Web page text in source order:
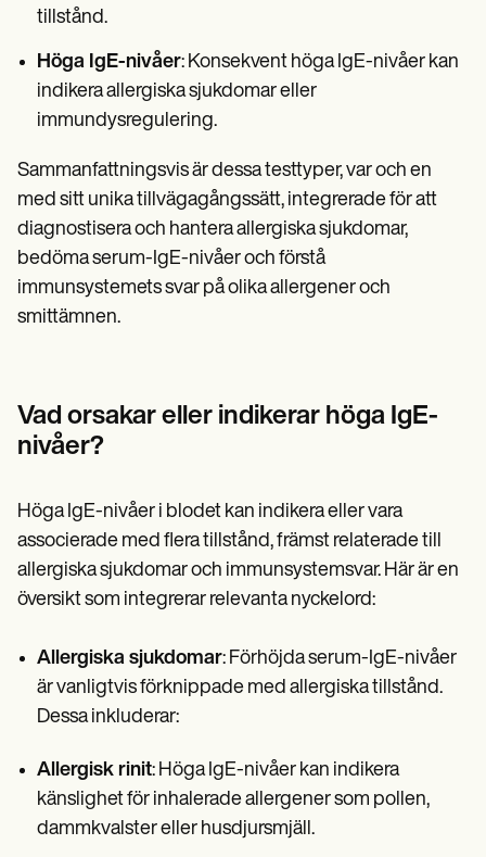
tillstånd.
Höga IgE-nivåer: Konsekvent höga IgE-nivåer kan
indikera allergiska sjukdomar eller
immundysregulering.
Sammanfattningsvis är dessa testtyper, var och en
med sitt unika tillvägagångssätt, integrerade för att
diagnostisera och hantera allergiska sjukdomar,
bedöma serum-IgE-nivåer och förstå
immunsystemets svar på olika allergener och
smittämnen.
Vad orsakar eller indikerar höga IgE-
nivåer?
Höga IgE-nivåer i blodet kan indikera eller vara
associerade med flera tillstånd, främst relaterade till
allergiska sjukdomar och immunsystemsvar. Här är en
översikt som integrerar relevanta nyckelord:
Allergiska sjukdomar: Förhöjda serum-IgE-nivåer
är vanligtvis förknippade med allergiska tillstånd.
Dessa inkluderar:
Allergisk rinit: Höga IgE-nivåer kan indikera
känslighet för inhalerade allergener som pollen,
dammkvalster eller husdjursmjäll.